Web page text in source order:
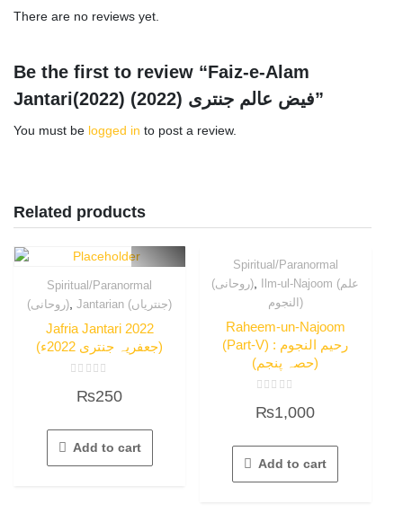
There are no reviews yet.
Be the first to review “Faiz-e-Alam
Jantari(2022) فیض عالم جنتری (2022)”
You must be logged in to post a review.
Related products
Spiritual/Paranormal
(روحانی) , Jantarian (جنتریاں)
Jafria Jantari 2022
(جعفریہ جنتری 2022ء)
out
5
₨250
Add to cart
Spiritual/Paranormal
(روحانی) Ilm-ul-Najoom (علم
النجوم)
Raheem-un-Najoom
(Part-V) : رحیم النجوم
(حصہ پنجم)
0
out
5
₨1,000
Add to cart